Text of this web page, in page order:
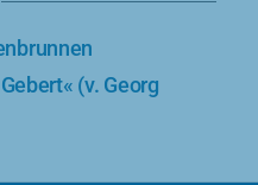
(v. Georg